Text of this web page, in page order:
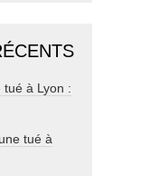
tué à Lyon :
tué à